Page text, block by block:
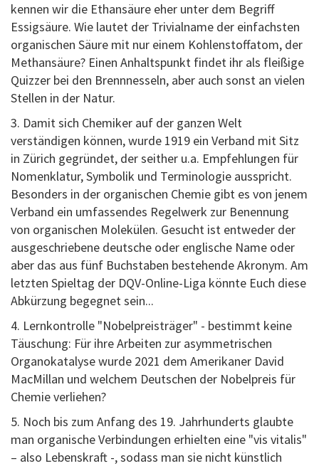
kennen wir die Ethansäure eher unter dem Begriff
Essigsäure. Wie lautet der Trivialname der einfachsten
organischen Säure mit nur einem Kohlenstoffatom, der
Methansäure? Einen Anhaltspunkt findet ihr als fleißige
Quizzer bei den Brennnesseln, aber auch sonst an vielen
Stellen in der Natur.
3. Damit sich Chemiker auf der ganzen Welt
verständigen können, wurde 1919 ein Verband mit Sitz
in Zürich gegründet, der seither u.a. Empfehlungen für
Nomenklatur, Symbolik und Terminologie ausspricht.
Besonders in der organischen Chemie gibt es von jenem
Verband ein umfassendes Regelwerk zur Benennung
von organischen Molekülen. Gesucht ist entweder der
ausgeschriebene deutsche oder englische Name oder
aber das aus fünf Buchstaben bestehende Akronym. Am
letzten Spieltag der DQV-Online-Liga könnte Euch diese
Abkürzung begegnet sein...
4. Lernkontrolle "Nobelpreisträger" - bestimmt keine
Täuschung: Für ihre Arbeiten zur asymmetrischen
Organokatalyse wurde 2021 dem Amerikaner David
MacMillan und welchem Deutschen der Nobelpreis für
Chemie verliehen?
5. Noch bis zum Anfang des 19. Jahrhunderts glaubte
man organische Verbindungen erhielten eine "vis vitalis"
– also Lebenskraft -, sodass man sie nicht künstlich